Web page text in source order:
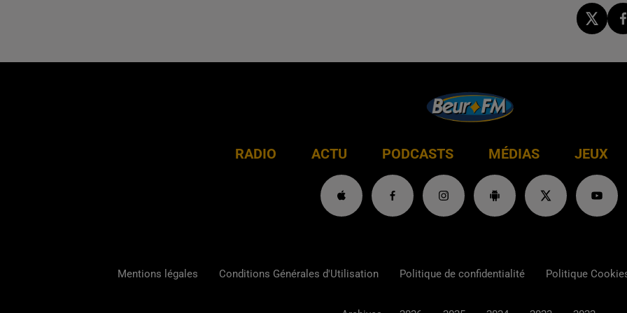
RADIO ACTU PODCASTS MÉDIAS JEUX
Mentions légales Conditions Générales d'Utilisation Politique de confidentialité Politique